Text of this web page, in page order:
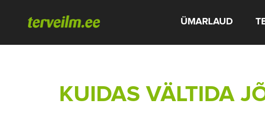
ÜMARLAUD
KUIDAS VÄLTIDA